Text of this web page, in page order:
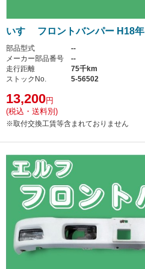
いすゞ フロントバンパー H18年
部品型式
--
メーカー部品番号
--
走行距離
75千km
ストックNo.
5-56502
13,200円
(税込・送料別)
※取付交換工賃等含まれておりません